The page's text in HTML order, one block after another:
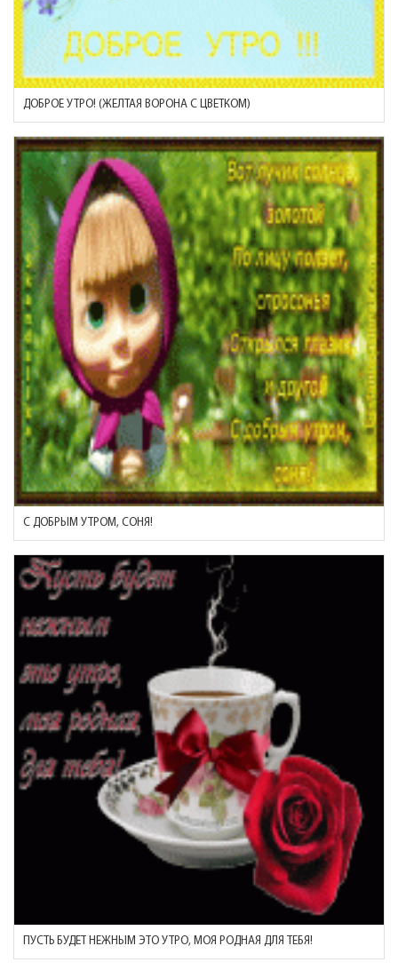
ДОБРОЕ УТРО! (ЖЕЛТАЯ ВОРОНА С ЦВЕТКОМ)
С ДОБРЫМ УТРОМ, СОНЯ!
ПУСТЬ БУДЕТ НЕЖНЫМ ЭТО УТРО, МОЯ РОДНАЯ ДЛЯ ТЕБЯ!